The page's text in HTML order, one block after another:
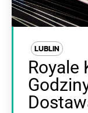
LUBLIN
Royale